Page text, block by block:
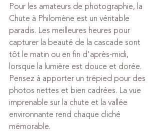
Pour les amateurs de photographie, la
Chute à Philomène est un véritable
paradis. Les meilleures heures pour
capturer la beauté de la cascade sont
tôt le matin ou en fin d'après-midi,
lorsque la lumière est douce et dorée.
Pensez à apporter un trépied pour des
photos nettes et bien cadrées. La vue
imprenable sur la chute et la vallée
environnante rend chaque cliché
mémorable.